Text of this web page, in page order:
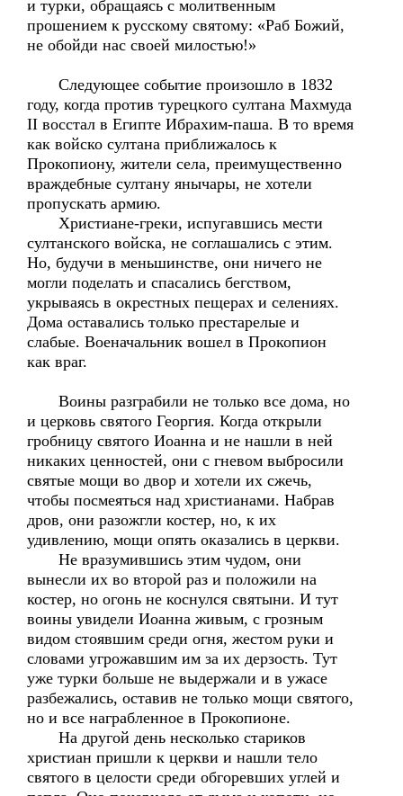
и турки, обращаясь с молитвенным
прошением к русскому святому: «Раб Божий,
не обойди нас своей милостью!»
Следующее событие произошло в 1832
году, когда против турецкого султана Махмуда
II восстал в Египте Ибрахим-паша. В то время
как войско султана приближалось к
Прокопиону, жители села, преимущественно
враждебные султану янычары, не хотели
пропускать армию.
Христиане-греки, испугавшись мести
султанского войска, не соглашались с этим.
Но, будучи в меньшинстве, они ничего не
могли поделать и спасались бегством,
укрываясь в окрестных пещерах и селениях.
Дома оставались только престарелые и
слабые. Военачальник вошел в Прокопион
как враг.
Воины разграбили не только все дома, но
и церковь святого Георгия. Когда открыли
гробницу святого Иоанна и не нашли в ней
никаких ценностей, они с гневом выбросили
святые мощи во двор и хотели их сжечь,
чтобы посмеяться над христианами. Набрав
дров, они разожгли костер, но, к их
удивлению, мощи опять оказались в церкви.
Не вразумившись этим чудом, они
вынесли их во второй раз и положили на
костер, но огонь не коснулся святыни. И тут
воины увидели Иоанна живым, с грозным
видом стоявшим среди огня, жестом руки и
словами угрожавшим им за их дерзость. Тут
уже турки больше не выдержали и в ужасе
разбежались, оставив не только мощи святого,
но и все награбленное в Прокопионе.
На другой день несколько стариков
христиан пришли к церкви и нашли тело
святого в целости среди обгоревших углей и